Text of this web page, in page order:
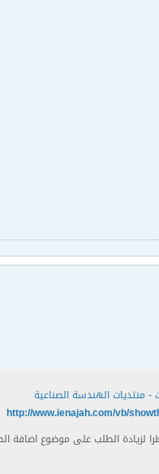
- منتديات الهندسة الصناعية
http://www.ienajah.com/vb/